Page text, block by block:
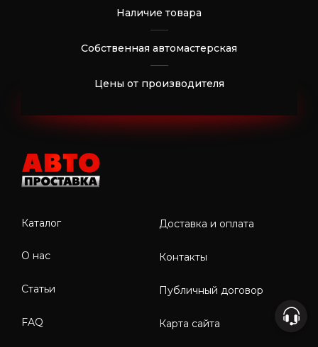
Наличие товара
Собственная автомастерская
Цены от производителя
Каталог
О нас
Статьи
FAQ
Доставка и оплата
Контакты
Публичный договор
Карта сайта